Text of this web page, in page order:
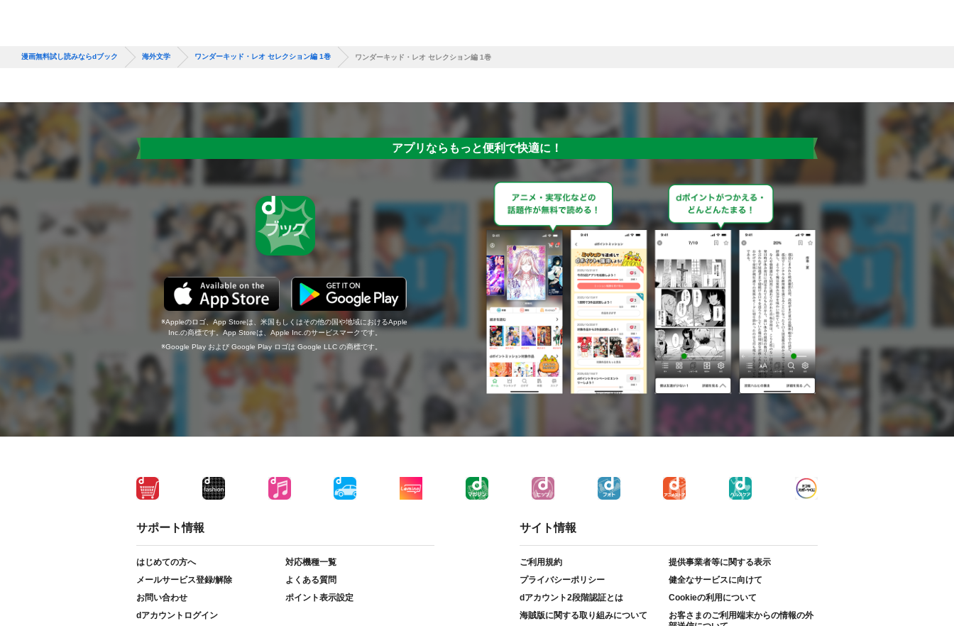
漫画無料試し読みならdブック 海外文学 ワンダーキッド・レオ セレクション編 1巻 ワンダーキッド・レオ セレクション編 1巻
アプリならもっと便利で快適に！
Appleのロゴ、App Storeは、米国もしくはその他の国や地域におけるApple
Inc.の商標です。App Storeは、Apple Inc.のサービスマークです。
Google Play および Google Play ロゴは Google LLC の商標です。
サポート情報
はじめての方へ
対応機種一覧
メールサービス登録/解除
よくある質問
お問い合わせ
ポイント表示設定
dアカウントログイン
サイト情報
ご利用規約
提供事業者等に関する表示
プライバシーポリシー
健全なサービスに向けて
dアカウント2段階認証とは
Cookieの利用について
海賊版に関する取り組みについて
お客さまのご利用端末からの情報の外